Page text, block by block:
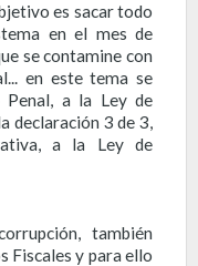
es sacar todo
en el mes de
se contamine con
en este tema se
Penal, a la Ley de
declaración 3 de 3,
a la Ley de
también
Fiscales y para ello